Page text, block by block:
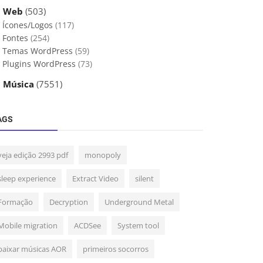
Web (503)
Ícones/Logos (117)
Fontes (254)
Temas WordPress (59)
Plugins WordPress (73)
Música (7551)
edição 2993 pdf monopoly
experience Extract Video silent
Decryption Underground Metal
migration ACDSee System tool
músicas AOR primeiros socorros